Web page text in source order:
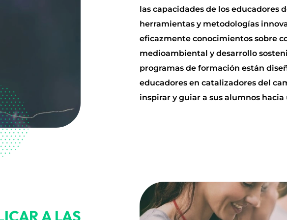
las capacidades de los educadores
herramientas y metodologías
eficazmente conocimientos sobre
medioambiental y desarrollo
programas de formación están
educadores en catalizadores del
inspirar y guiar a sus alumnos